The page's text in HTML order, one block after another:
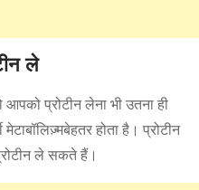
ले
प्रोटीन लेना भी उतना ही
होता है। प्रोटीन
ले सकते हैं।